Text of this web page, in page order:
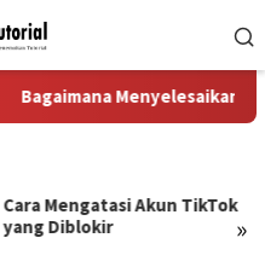
Bagaimana Menyelesaikan
»
Cara Mengatasi Akun TikTok
yang Diblokir